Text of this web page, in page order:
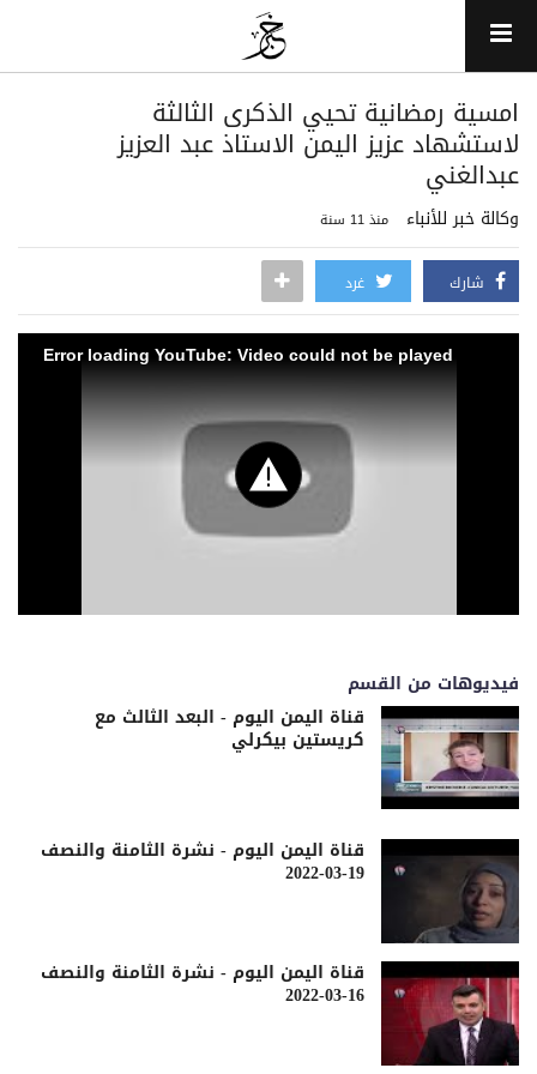
امسية رمضانية تحيي الذكرى الثالثة
لاستشهاد عزيز اليمن الاستاذ عبد العزيز
عبدالغني
وكالة خبر للأنباء منذ 11 سنة
شارك غرد
Error loading YouTube: Video could not be played
فيديوهات من القسم
قناة اليمن اليوم - البعد الثالث مع
كريستين بيكرلي
قناة اليمن اليوم - نشرة الثامنة والنصف
19-03-2022
قناة اليمن اليوم - نشرة الثامنة والنصف
16-03-2022